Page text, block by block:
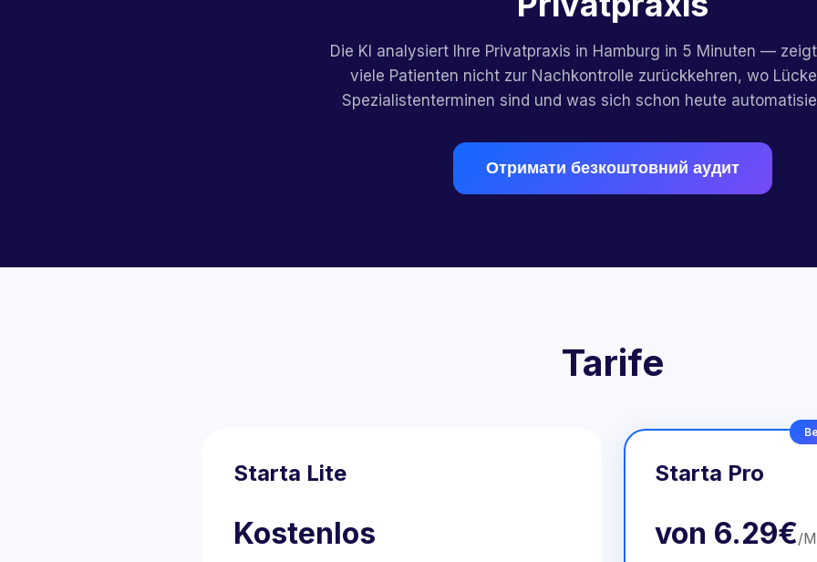
Die KI analysiert Ihre Privatpraxis in Hamburg in 5 Minuten —
viele Patienten nicht zur Nachkontrolle zurückkehren, wo
Spezialistenterminen sind und was sich schon heute
Отримати безкоштовний аудит
Tarife
Starta Lite
Kostenlos
Starta Pro
von 6.29€/